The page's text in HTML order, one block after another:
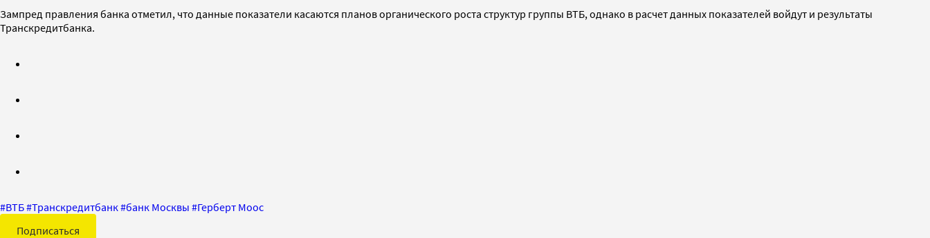
Зампред правления банка отметил, что данные показатели касаются планов органического роста структур группы ВТБ, однако в расчет данных показателей войдут и результаты
Транскредитбанка.
#ВТБ#Транскредитбанк#банк Москвы #Герберт Моос
Подписаться